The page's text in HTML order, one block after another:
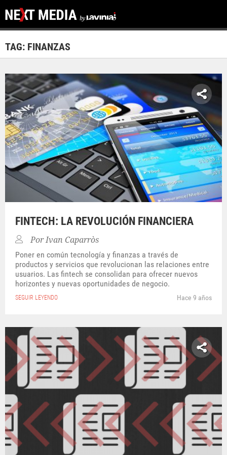
TAG: FINANZAS
FINTECH: LA REVOLUCIÓN FINANCIERA
PorIvan Caparròs
Poner en común tecnología y finanzas a través de
productos y servicios que revolucionan las relaciones entre
usuarios. Las fintech se consolidan para ofrecer nuevos
horizontes y nuevas oportunidades de negocio.
SEGUIR LEYENDO Hace 9 años